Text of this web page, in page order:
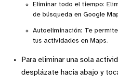
Eliminar todo el tiempo:
de búsqueda en Google
Autoeliminación: Te
tus actividades en Maps.
Para eliminar una sola
desplázate hacia abajo y